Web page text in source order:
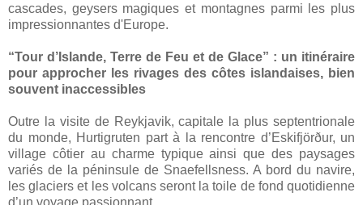
cascades, geysers magiques et montagnes parmi les plus
impressionnantes d'Europe.
“Tour d’Islande, Terre de Feu et de Glace” : un itinéraire
pour approcher les rivages des côtes islandaises, bien
souvent inaccessibles
Outre la visite de Reykjavik, capitale la plus septentrionale
du monde, Hurtigruten part à la rencontre d’Eskifjörður, un
village côtier au charme typique ainsi que des paysages
variés de la péninsule de Snaefellsness. A bord du navire,
les glaciers et les volcans seront la toile de fond quotidienne
d’un voyage passionnant.